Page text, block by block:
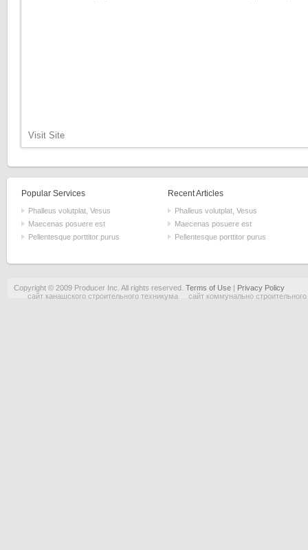
Visit Site
Popular Services
Phalleus volutplat, Vesus
Maecenas posuere est
Pellentesque porttitor purus
Recent Articles
Phalleus volutplat, Vesus
Maecenas posuere est
Pellentesque porttitor purus
Copyright © 2009 Producer Inc. All rights reserved. Terms of Use| Privacy Policy
сайт канашского строительного техникума
сайт коммунально